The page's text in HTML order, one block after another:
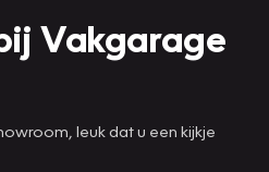
Vakgarage
leuk dat u een kijkje